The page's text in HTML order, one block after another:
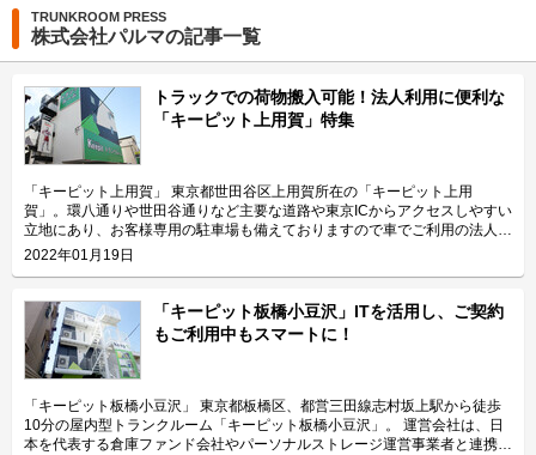
TRUNKROOM PRESS
株式会社パルマの記事一覧
トラックでの荷物搬入可能！法人利用に便利な
「キーピット上用賀」特集
「キーピット上用賀」 東京都世田谷区上用賀所在の「キーピット上用
賀」。環八通りや世田谷通りなど主要な道路や東京ICからアクセスしやすい
立地にあり、お客様専用の駐車場も備えておりますので車でご利用の法人様
にもおすすめのトランクルームです。また、施設前面道路は広さもあり、車
通りも落ち着いておりますので、トラックを利用する場合でも便利にご利用
すので荷物の運搬も気軽に行って頂けます。2021年9月27日にオープンし
た屋内型トランクルームで、全フロアに空調や換気設備、防犯カメラなどト
ランクルームの標準設備とセキュリティをしっかりと完備しております。価
格面も全室リーズナブルな設定となっておりますので、用途に合わせて適切
なスペースをご利用ください。 「キーピット上用賀」の運営会社である日
本パーソナルストレージ株式会社は、マザーズ上場企業である株式会社パル
マのグループ会社ですので安心してご利用頂けます。また、同社が展開する
トランクルームは円谷プロの「ウルトラマン」とコラボしており、こちらも
2022年01月19日
「キーピット板橋小豆沢」ITを活用し、ご契約
もご利用中もスマートに！
「キーピット板橋小豆沢」 東京都板橋区、都営三田線志村坂上駅から徒歩
10分の屋内型トランクルーム「キーピット板橋小豆沢」。 運営会社は、日
本を代表する倉庫ファンド会社やパーソナルストレージ運営事業者と連携し